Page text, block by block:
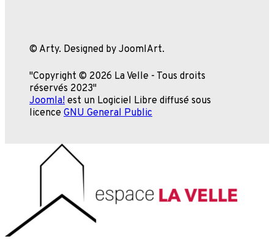
© Arty. Designed by JoomlArt.
"Copyright © 2026 La Velle - Tous droits
réservés 2023"
Joomla! est un Logiciel Libre diffusé sous
licence GNU General Public